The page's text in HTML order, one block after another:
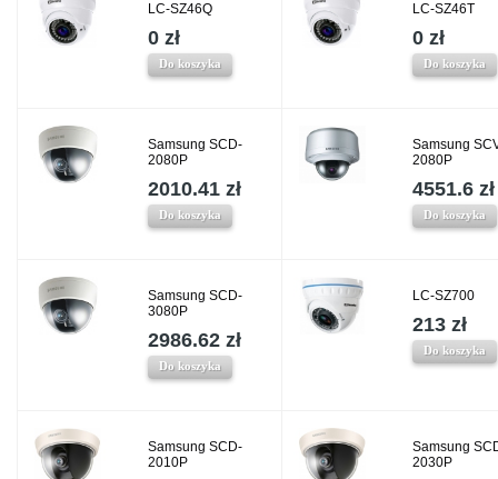
LC-SZ46Q
0 zł
Do koszyka
LC-SZ46T
0 zł
Do koszyka
Samsung SCD-
2080P
2010.41 zł
Do koszyka
Samsung
2080P
4551.6 zł
Do koszyka
Samsung SCD-
3080P
2986.62 zł
Do koszyka
LC-SZ700
213 zł
Do koszyka
Samsung SCD-
2010P
Samsung
2030P